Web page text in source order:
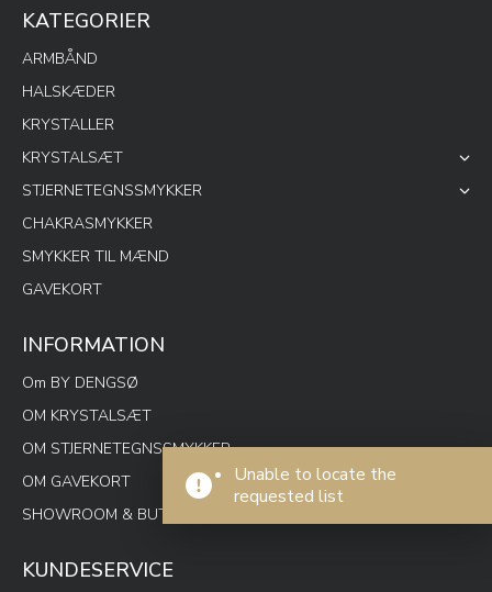
Unable to locate the
requested list
KATEGORIER
ARMBÅND
HALSKÆDER
KRYSTALLER
KRYSTALSÆT
STJERNETEGNSSMYKKER
CHAKRASMYKKER
SMYKKER TIL MÆND
GAVEKORT
INFORMATION
Om BY DENGSØ
OM KRYSTALSÆT
OM STJERNETEGNSSMYKKER
OM GAVEKORT
SHOWROOM & BUTIK SPOTON
KUNDESERVICE